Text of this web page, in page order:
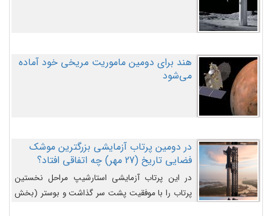
هند برای دومین ماموریت مریخی خود آماده
می‌شود
در دومین پرتاب آزمایشی بزرگترین موشک
فضایی تاریخ (27 مهر‌) چه اتفاقی افتاد؟
در این پرتاب آزمایشی استارشیپ مراحل نخستین
پرتاب را با موفقیت پشت سر گذاشت و بوستر (بخش